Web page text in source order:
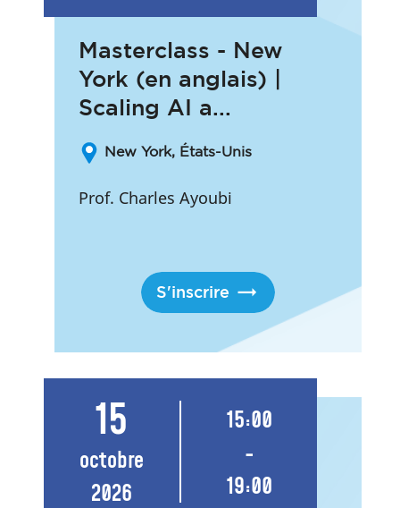
Masterclass - New
York (en anglais) |
Scaling AI a...
New York, États-Unis
Prof. Charles Ayoubi
S'inscrire
15
octobre
2026
15:00
-
19:00